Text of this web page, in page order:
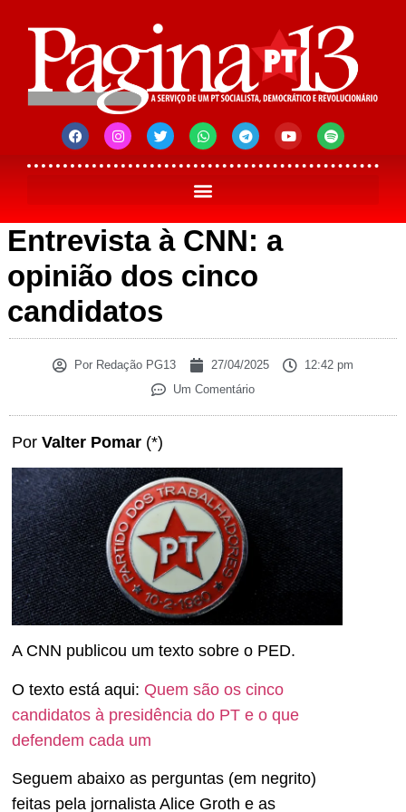
Entrevista à CNN: a
opinião dos cinco
candidatos
Por Redação PG13 27/04/2025
12:42 pm
Um Comentário
Por Valter Pomar (*)
A CNN publicou um texto sobre o PED.
O texto está aqui: Quem são os cinco
candidatos à presidência do PT e o que
defendem cada um
Seguem abaixo as perguntas (em negrito)
feitas pela jornalista Alice Groth e as